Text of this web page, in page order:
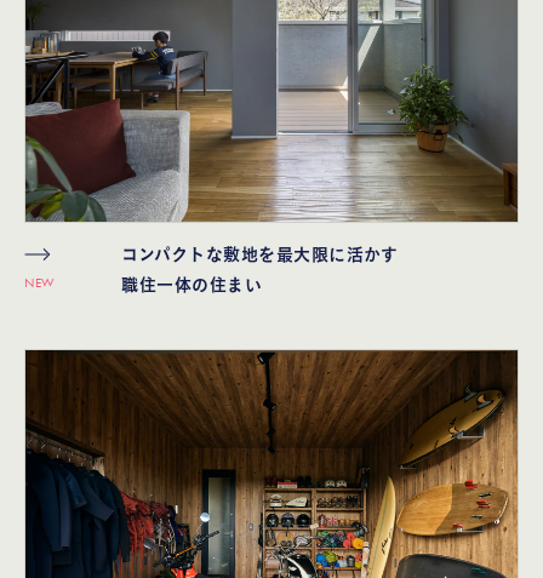
NEW
コンパクトな敷地を最大限に活かす
職住一体の住まい